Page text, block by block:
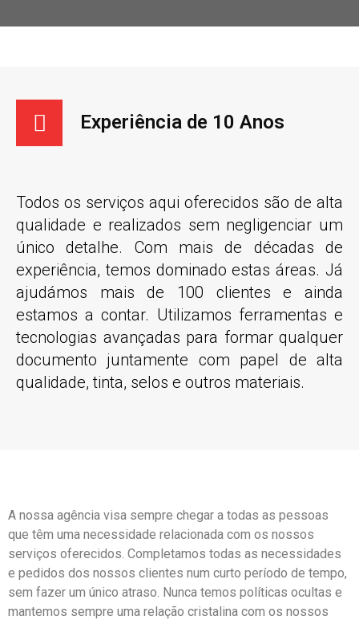
Experiência de 10 Anos
Todos os serviços aqui oferecidos são de alta
qualidade e realizados sem negligenciar um
único detalhe. Com mais de décadas de
experiência, temos dominado estas áreas. Já
ajudámos mais de 100 clientes e ainda
estamos a contar. Utilizamos ferramentas e
tecnologias avançadas para formar qualquer
documento juntamente com papel de alta
qualidade, tinta, selos e outros materiais.
A nossa agência visa sempre chegar a todas as pessoas
que têm uma necessidade relacionada com os nossos
serviços oferecidos. Completamos todas as necessidades
e pedidos dos nossos clientes num curto período de tempo,
sem fazer um único atraso. Nunca temos políticas ocultas e
mantemos sempre uma relação cristalina com os nossos